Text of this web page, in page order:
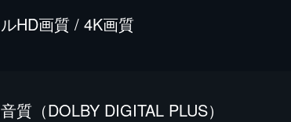
HD画質 / 4K画質
質（DOLBY DIGITAL PLUS）